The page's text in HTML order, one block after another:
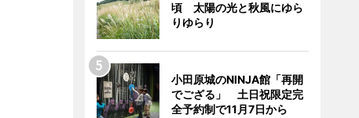
頃 太陽の光と秋風にゆら
りゆらり
小田原城のNINJA館「再開
でござる」 土日祝限定完
全予約制で11月7日から